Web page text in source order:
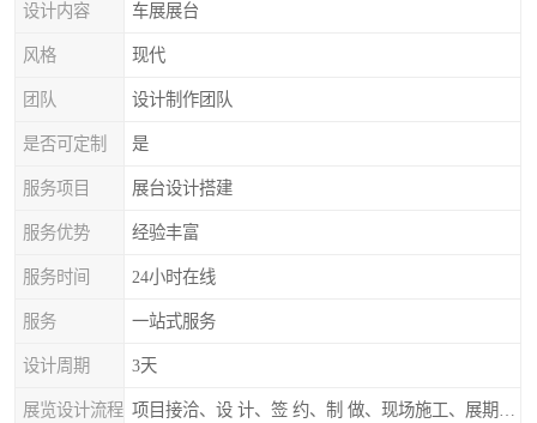
设计内容 车展展台
风格 现代
团队 设计制作团队
是否可定制 是
服务项目 展台设计搭建
服务优势 经验丰富
服务时间 24小时在线
服务 一站式服务
设计周期 3天
展览设计流程